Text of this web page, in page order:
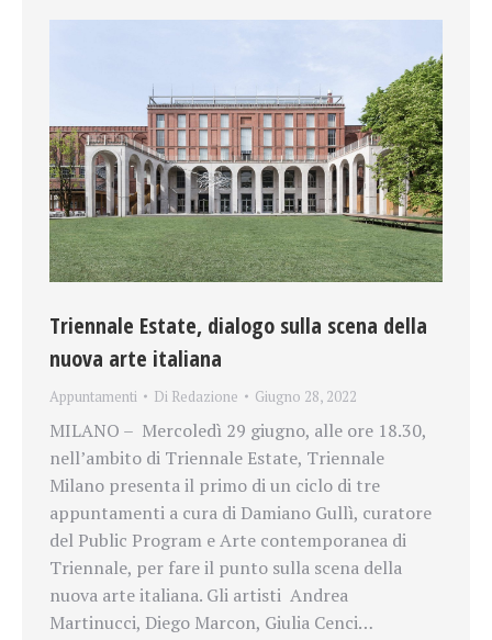
Triennale Estate, dialogo sulla scena della
nuova arte italiana
Appuntamenti Di Redazione Giugno 28, 2022
MILANO – Mercoledì 29 giugno, alle ore 18.30,
nell’ambito di Triennale Estate, Triennale
Milano presenta il primo di un ciclo di tre
appuntamenti a cura di Damiano Gullì, curatore
del Public Program e Arte contemporanea di
Triennale, per fare il punto sulla scena della
nuova arte italiana. Gli artisti Andrea
Martinucci, Diego Marcon, Giulia Cenci…